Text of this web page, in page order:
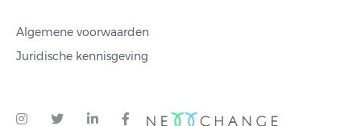
Algemene voorwaarden
Juridische kennisgeving